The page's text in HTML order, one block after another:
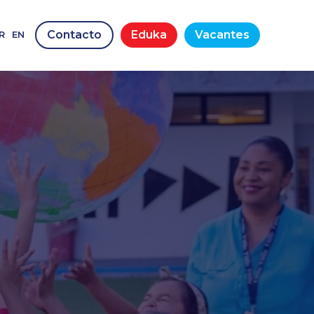
EN Contacto Eduka Vacantes